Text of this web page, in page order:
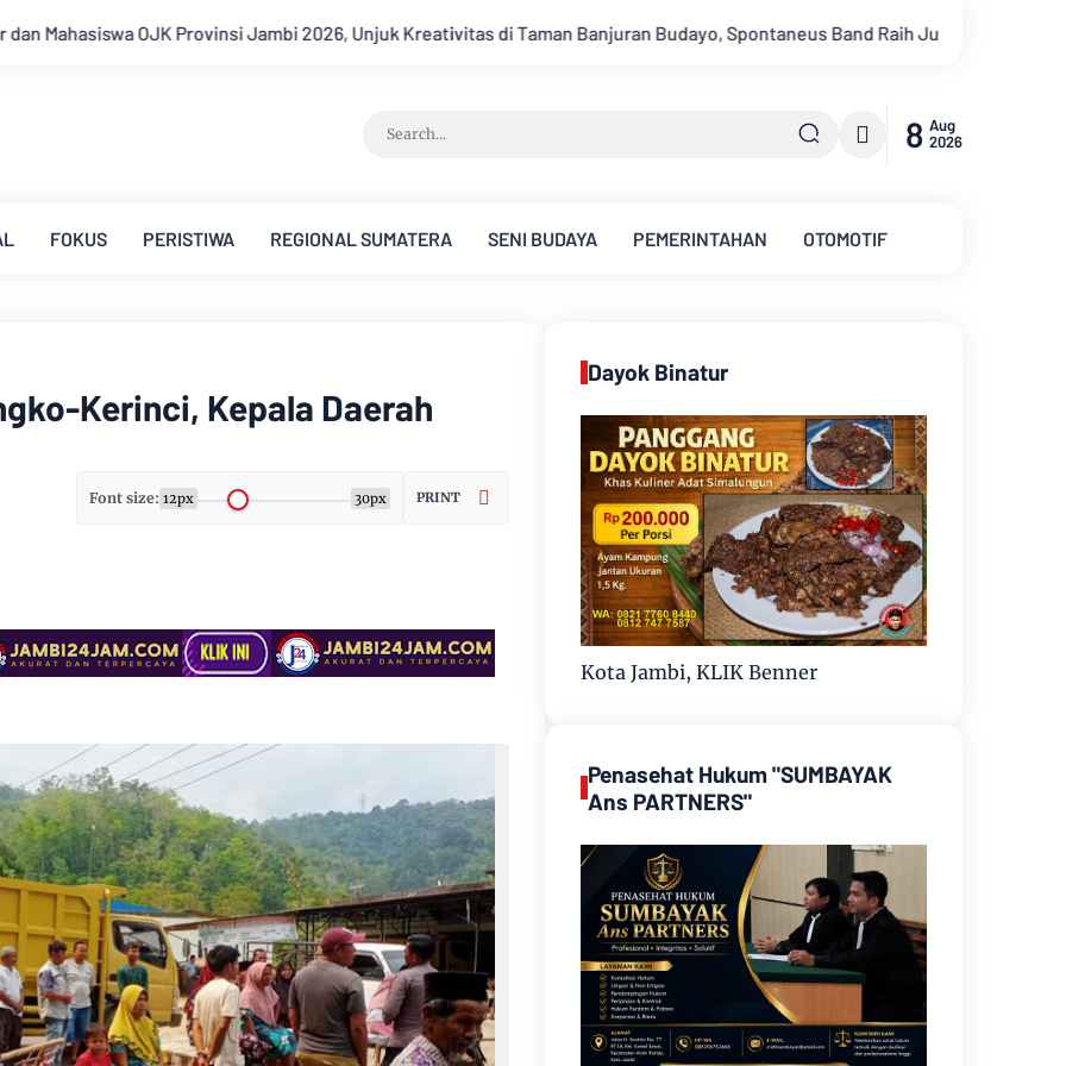
Unjuk Kreativitas di Taman Banjuran Budayo, Spontaneus Band Raih Juara 2 Drs Sabar Siagian, Dari Jurnalis Handal
8 Aug
2026
FOKUS PERISTIWA REGIONAL SUMATERA SENI BUDAYA PEMERINTAHAN OTOMOTIF
Kerinci, Kepala Daerah
Font size: 12px 30px PRINT
Dayok Binatur
Kota Jambi, KLIK Benner
Penasehat Hukum "SUMBAYAK
Ans PARTNERS"